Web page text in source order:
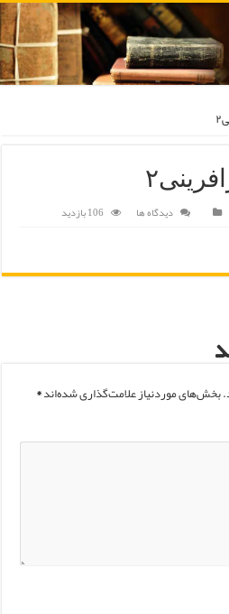
دیدگاه ها 106 بازدید
بخش‌های موردنیاز علامت‌گذاری شده‌اند*